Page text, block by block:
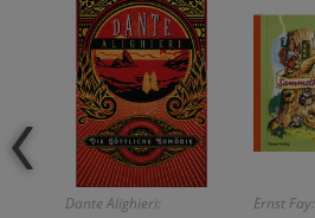
Dante Alighieri: Ernst Fay: